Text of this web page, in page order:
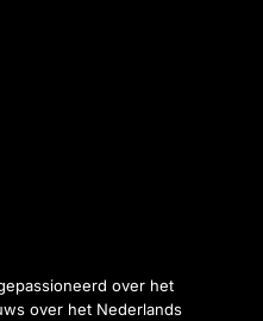
over het
over het Nederlands